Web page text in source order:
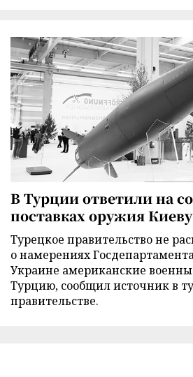
В Турции ответили на
поставках оружия Киеву
Турецкое правительство не
о намерениях
Украине американские
Турцию, сообщил источник в
правительстве.